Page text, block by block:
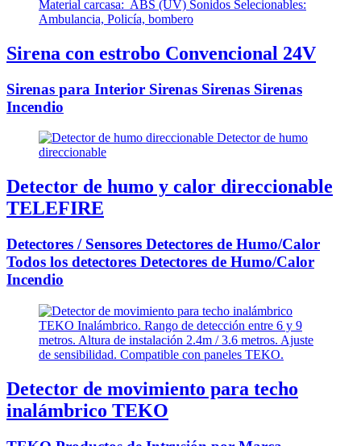
Sirena con estrobo Convencional 24V
Sirenas para Interior Sirenas Sirenas Sirenas
Incendio
Detector de humo y calor direccionable
TELEFIRE
Detectores / Sensores Detectores de Humo/Calor
Todos los detectores Detectores de Humo/Calor
Incendio
Detector de movimiento para techo
inalámbrico TEKO